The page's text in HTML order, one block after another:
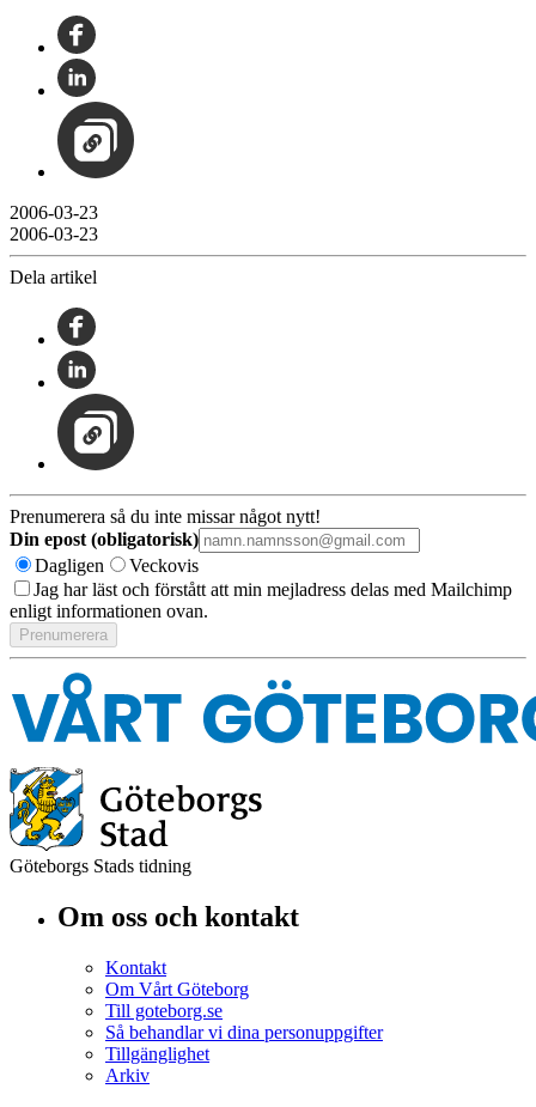
2006-03-23
2006-03-23
Dela artikel
Prenumerera så du inte missar något nytt!
Din epost (obligatorisk)
Dagligen
Veckovis
Jag har läst och förstått att min mejladress delas med Mailchimp
enligt informationen ovan.
Göteborgs Stads tidning
Om oss och kontakt
Kontakt
Om Vårt Göteborg
Till goteborg.se
Så behandlar vi dina personuppgifter
Tillgänglighet
Arkiv